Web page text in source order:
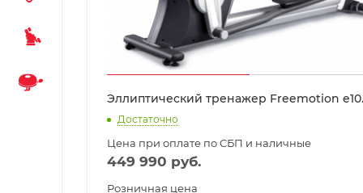
Эллиптический тренажер Freemotion
Достаточно
Цена при оплате по СБП и наличные
449 990 руб.
Розничная цена